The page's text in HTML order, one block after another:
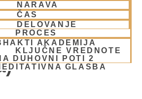
NARAVA
ČAS
DELOVANJE
PROCES
AKADEMIJA
KLJUČNE VREDNOTE
DUHOVNI POTI 2
GLASBA
Hare Krišna
27, 1000